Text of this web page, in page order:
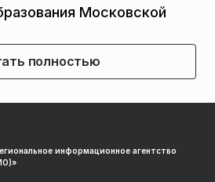
Московской
полностью
информационное агентство